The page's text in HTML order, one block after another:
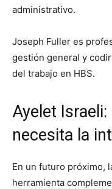
administrativo.
Joseph Fuller es
gestión general y
del trabajo en HBS.
Ayelet
necesita la
En un futuro próximo,
herramienta